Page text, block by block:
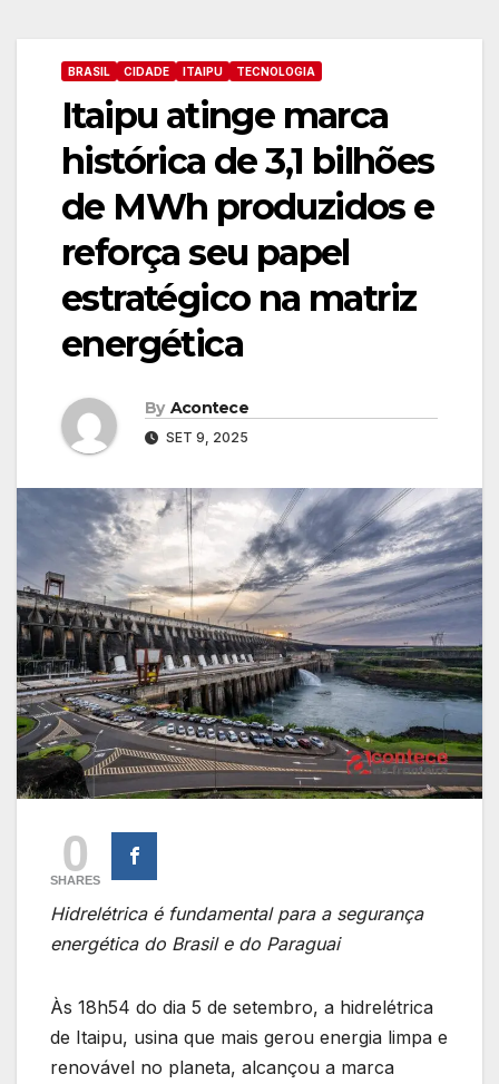
BRASIL CIDADE ITAIPU TECNOLOGIA
Itaipu atinge marca
histórica de 3,1 bilhões
de MWh produzidos e
reforça seu papel
estratégico na matriz
energética
By Acontece
SET 9, 2025
0
SHARES
Hidrelétrica é fundamental para a segurança
energética do Brasil e do Paraguai
Às 18h54 do dia 5 de setembro, a hidrelétrica
de Itaipu, usina que mais gerou energia limpa e
renovável no planeta, alcançou a marca